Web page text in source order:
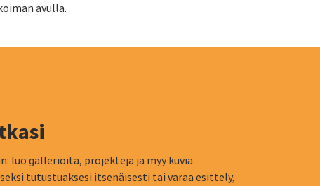
avulla.
luo gallerioita, projekteja ja myy kuvia
tutustuaksesi itsenäisesti tai varaa esittely,